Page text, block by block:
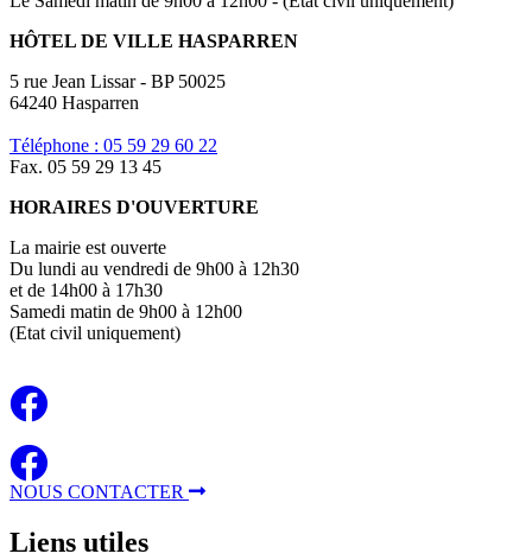
HÔTEL DE VILLE HASPARREN
5 rue Jean Lissar - BP 50025
64240 Hasparren
Téléphone : 05 59 29 60 22
Fax. 05 59 29 13 45
HORAIRES D'OUVERTURE
La mairie est ouverte
Du lundi au vendredi de 9h00 à 12h30
et de 14h00 à 17h30
Samedi matin de 9h00 à 12h00
(Etat civil uniquement)
NOUS CONTACTER
Liens utiles